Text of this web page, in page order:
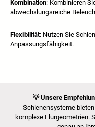
Kombination: Kombinieren
abwechslungsreiche
Flexibilität: Nutzen Sie
Anpassungsfähigkeit.
💡 Unsere
Schienensysteme
komplexe Flurgeometrien.